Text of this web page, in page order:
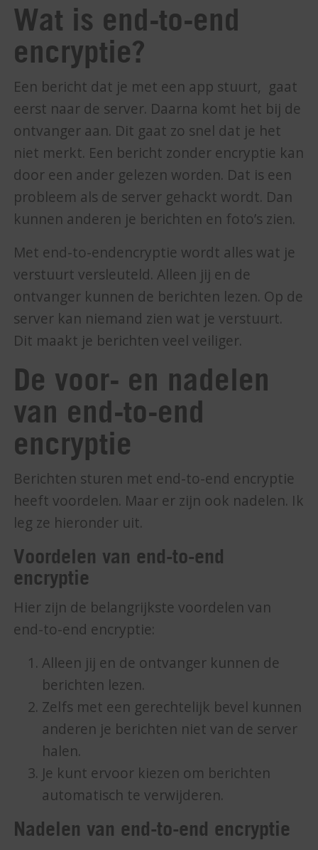
Wat is end-to-end
encryptie?
Een bericht dat je met een app stuurt, gaat
eerst naar de server. Daarna komt het bij de
ontvanger aan. Dit gaat zo snel dat je het
niet merkt. Een bericht zonder encryptie kan
door een ander gelezen worden. Dat is een
probleem als de server gehackt wordt. Dan
kunnen anderen je berichten en foto’s zien.
Met end-to-endencryptie wordt alles wat je
verstuurt versleuteld. Alleen jij en de
ontvanger kunnen de berichten lezen. Op de
server kan niemand zien wat je verstuurt.
Dit maakt je berichten veel veiliger.
De voor- en nadelen
van end-to-end
encryptie
Berichten sturen met end-to-end encryptie
heeft voordelen. Maar er zijn ook nadelen. Ik
leg ze hieronder uit.
Voordelen van end-to-end
encryptie
Hier zijn de belangrijkste voordelen van
end-to-end encryptie:
Alleen jij en de ontvanger kunnen de
berichten lezen.
Zelfs met een gerechtelijk bevel kunnen
anderen je berichten niet van de server
halen.
Je kunt ervoor kiezen om berichten
automatisch te verwijderen.
Nadelen van end-to-end encryptie